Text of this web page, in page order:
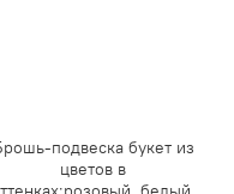
подвеска букет из
цветов в